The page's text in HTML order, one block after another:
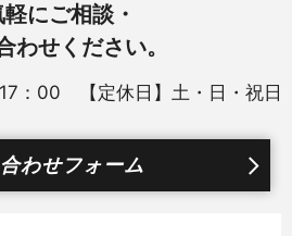
にご相談・
わせください。
：00 【定休日】土・日・祝日
わせフォーム